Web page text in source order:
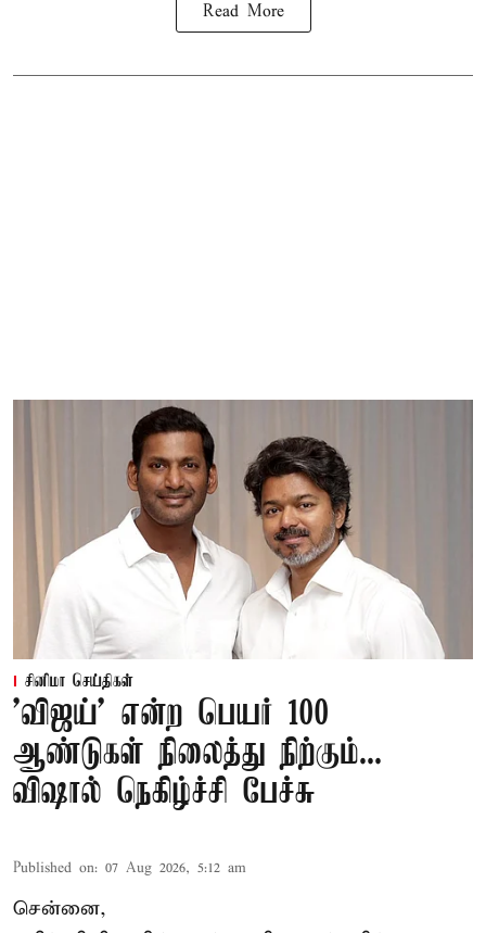
Read More
சினிமா செய்திகள்
'விஜய்' என்ற பெயர் 100
ஆண்டுகள் நிலைத்து நிற்கும்...
விஷால் நெகிழ்ச்சி பேச்சு
Published on: 07 Aug 2026, 5:12 am
சென்னை,